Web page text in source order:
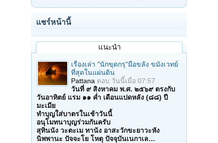
แชร์หน้านี้
แนะนำ
เรื่องเล่า "นักขุดกรุ"มือขลัง ขมังเวทย์
ที่สุดในแผ่นดิน
Pattana ตอบ วันนี้เมื่อ 07:57
วันที่ ๙ สิงหาคม พ.ศ. ๒๕๖๙ ตรงกับ
วันอาทิตย์ แรม ๑๑ ค่ำ เดือนแปดหลัง (๘๘) ปี
มะเมีย
ทำบุญใส่บาตรในเช้าวันนี้
อนุโมทนาบุญร่วมกันครับ
สุทินนัง วะตะเม ทานัง อาสะวักขะยาวะหัง
นิพพานะ ปัจจะโย โหตุ ปัจจุบันเนกาเล…